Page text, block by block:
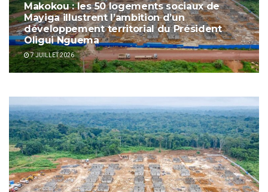
Makokou : les 50 logements sociaux de
Mayiga illustrent l’ambition d’un
développement territorial du Président
Oligui Nguema
7 JUILLET 2026